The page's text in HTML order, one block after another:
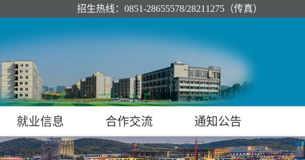
招生热线：0851-28655578/28211275（传真）
就业信息 合作交流 通知公告